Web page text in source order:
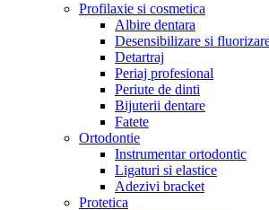
Profilaxie si cosmetica
Albire dentara
Desensibilizare si
Detartraj
Periaj profesional
Periute de dinti
Bijuterii dentare
Fatete
Ortodontie
Instrumentar ortodontic
Ligaturi si elastice
Adezivi bracket
Protetica